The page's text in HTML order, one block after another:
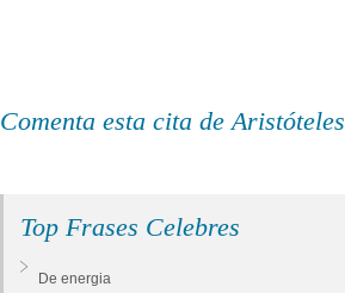
Comenta esta cita de Aristóteles
Top Frases Celebres
De energia